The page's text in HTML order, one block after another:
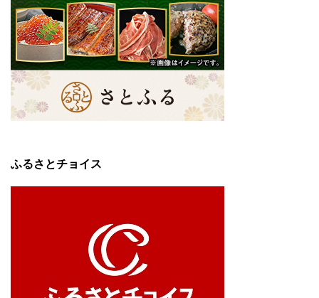
ふるさとチョイス